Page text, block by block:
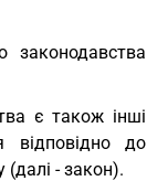
законодавства
є також інші
відповідно до
(далі - закон).